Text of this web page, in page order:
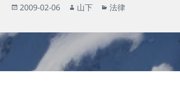
投
日:
2009-02-06
作
者
山下
カ
ゴ
リ
法律